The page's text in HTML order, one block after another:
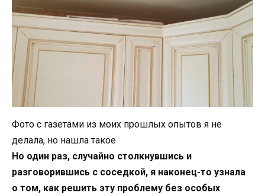
Фото с газетами из моих прошлых опытов я не
делала, но нашла такое
Но один раз, случайно столкнувшись и
разговорившись с соседкой, я наконец-то узнала
о том, как решить эту проблему без особых